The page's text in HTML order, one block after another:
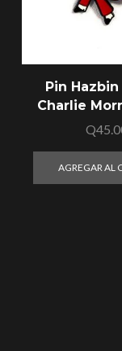
Pin Hazbin
Charlie
Q
AGREGAR AL